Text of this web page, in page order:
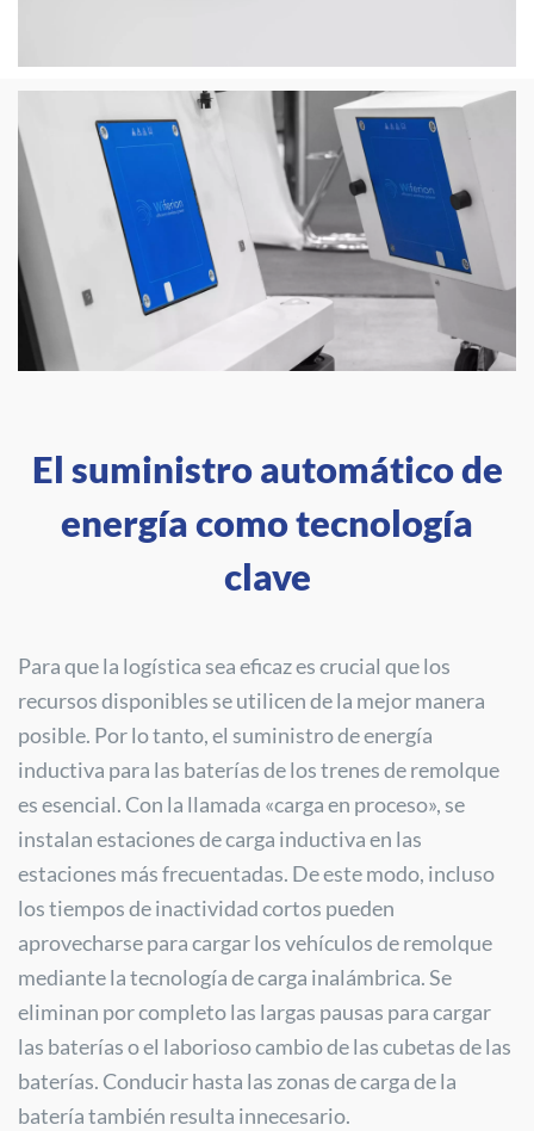
El suministro automático de
energía como tecnología
clave
Para que la logística sea eficaz es crucial que los
recursos disponibles se utilicen de la mejor manera
posible. Por lo tanto, el suministro de energía
inductiva para las baterías de los trenes de remolque
es esencial. Con la llamada «carga en proceso», se
instalan estaciones de carga inductiva en las
estaciones más frecuentadas. De este modo, incluso
los tiempos de inactividad cortos pueden
aprovecharse para cargar los vehículos de remolque
mediante la tecnología de carga inalámbrica. Se
eliminan por completo las largas pausas para cargar
las baterías o el laborioso cambio de las cubetas de las
baterías. Conducir hasta las zonas de carga de la
batería también resulta innecesario.